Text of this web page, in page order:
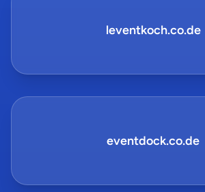
leventkoch.co.de
eventdock.co.de